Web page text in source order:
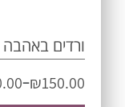
ורדים באהבה
₪150.00
–